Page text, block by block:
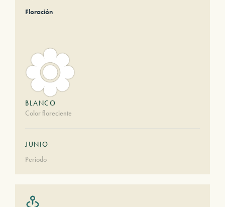
Floración
BLANCO
Color floreciente
JUNIO
Período